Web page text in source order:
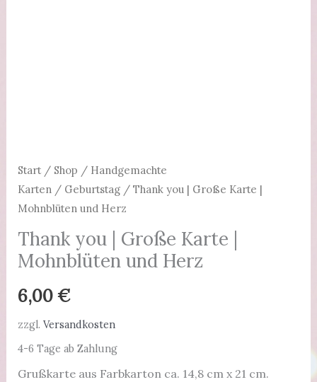
Start/ Shop / Handgemachte
Karten / Geburtstag/ Thank you | Große Karte |
Mohnblüten und Herz
Thank you | Große Karte |
Mohnblüten und Herz
6,00€
zzgl. Versandkosten
4-6 Tage ab Zahlung
Grußkarte aus Farbkarton ca. 14,8 cm x 21 cm.